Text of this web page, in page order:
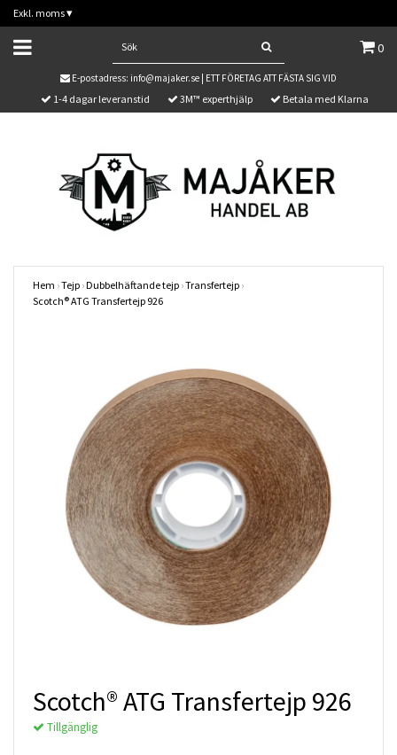
Exkl. moms▾
0
E-postadress: info@majaker.se | ETT FÖRETAG ATT FÄSTA SIG VID
1-4 dagar leveranstid 3M™ experthjälp Betala med Klarna
Hem ›Tejp ›Dubbelhäftande tejp ›Transfertejp ›
Scotch® ATG Transfertejp 926
Scotch® ATG Transfertejp 926
Tillgänglig